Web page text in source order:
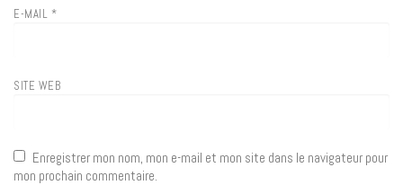
E-MAIL *
SITE WEB
Enregistrer mon nom, mon e-mail et mon site dans le navigateur pour
mon prochain commentaire.